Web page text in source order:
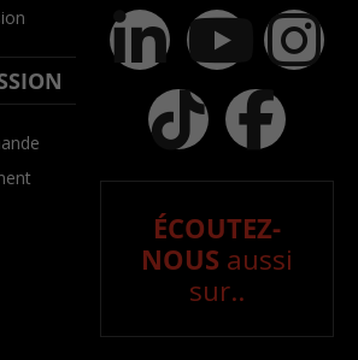
ÉCOUTEZ-
NOUS aussi
sur..